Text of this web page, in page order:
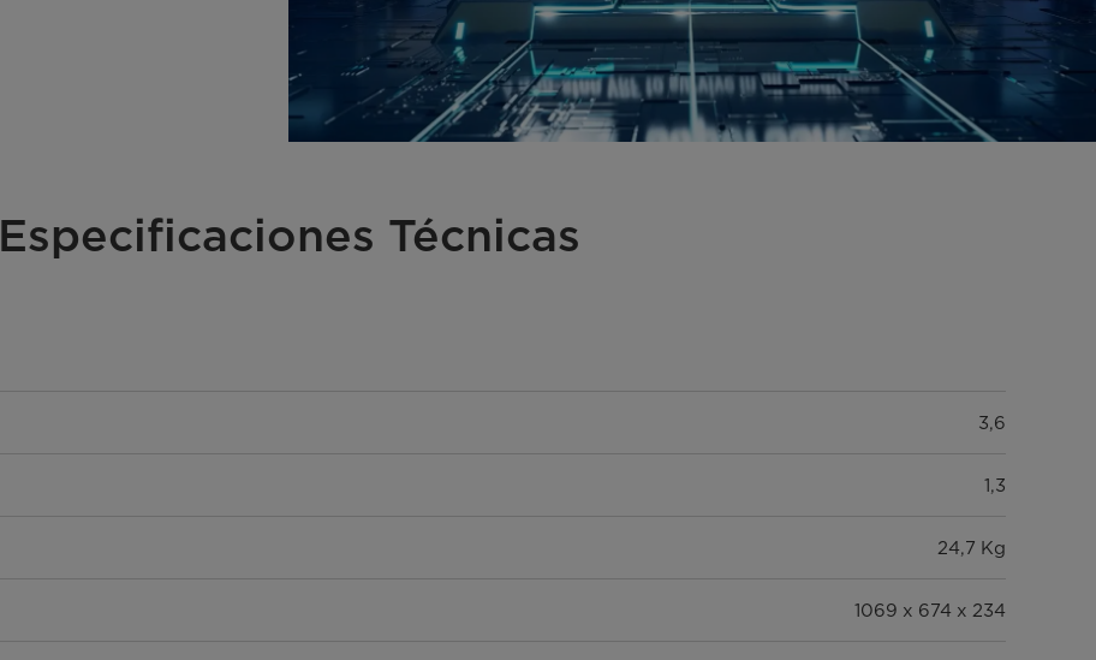
Especificaciones Técnicas
3,6
1,3
24,7 Kg
1069 x 674 x 234